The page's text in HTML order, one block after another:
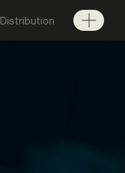
Distribution
Menu